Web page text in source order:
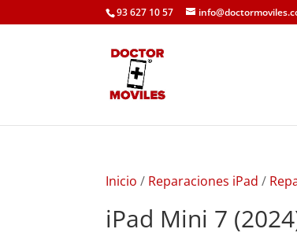
93 627 10 57
Inicio / Reparaciones iPad /
iPad Mini 7